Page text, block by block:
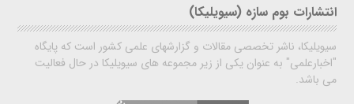
انتشارات بوم سازه (سیویلیکا)
سیویلیکا، ناشر تخصصی مقالات و گزارشهای علمی کشور است که پایگاه
"اخبارعلمی" به عنوان یکی از زیر مجموعه های سیویلیکا در حال فعالیت
می باشد.